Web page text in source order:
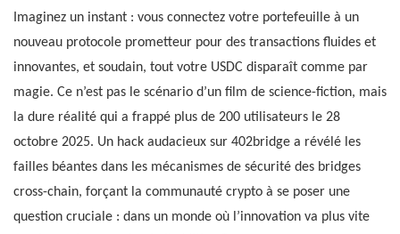
Imaginez un instant : vous connectez votre portefeuille à un
nouveau protocole prometteur pour des transactions fluides et
innovantes, et soudain, tout votre USDC disparaît comme par
magie. Ce n’est pas le scénario d’un film de science-fiction, mais
la dure réalité qui a frappé plus de 200 utilisateurs le 28
octobre 2025. Un hack audacieux sur 402bridge a révélé les
failles béantes dans les mécanismes de sécurité des bridges
cross-chain, forçant la communauté crypto à se poser une
question cruciale : dans un monde où l’innovation va plus vite